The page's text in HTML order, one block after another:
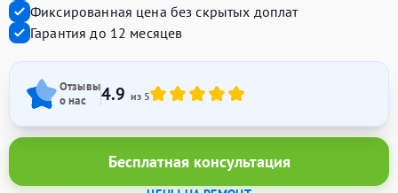
Фиксированная цена без скрытых доплат
Гарантия до 12 месяцев
Отзывы
о нас
4.9 из 5
Бесплатная консультация